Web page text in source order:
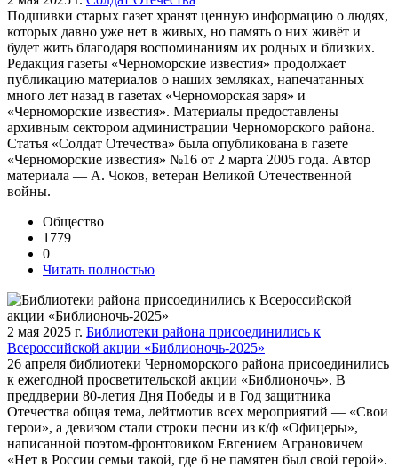
Подшивки старых газет хранят ценную информацию о людях,
которых давно уже нет в живых, но память о них живёт и
будет жить благодаря воспоминаниям их родных и близких.
Редакция газеты «Черноморские известия» продолжает
публикацию материалов о наших земляках, напечатанных
много лет назад в газетах «Черноморская заря» и
«Черноморские известия». Материалы предоставлены
архивным сектором администрации Черноморского района.
Статья «Солдат Отечества» была опубликована в газете
«Черноморские известия» №16 от 2 марта 2005 года. Автор
материала — А. Чоков, ветеран Великой Отечественной
войны.
Общество
1779
0
Читать полностью
2 мая 2025 г. Библиотеки района присоединились к
Всероссийской акции «Библионочь-2025»
26 апреля библиотеки Черноморского района присоединились
к ежегодной просветительской акции «Библионочь». В
преддверии 80-летия Дня Победы и в Год защитника
Отечества общая тема, лейтмотив всех мероприятий — «Свои
герои», а девизом стали строки песни из к/ф «Офицеры»,
написанной поэтом-фронтовиком Евгением Аграновичем
«Нет в России семьи такой, где б не памятен был свой герой».